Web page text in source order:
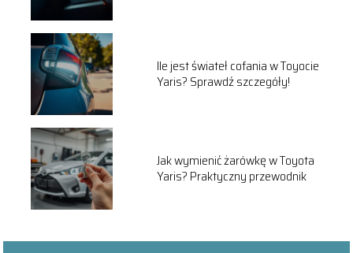
Ile jest świateł cofania w Toyocie
Yaris? Sprawdź szczegóły!
Jak wymienić żarówkę w Toyota
Yaris? Praktyczny przewodnik